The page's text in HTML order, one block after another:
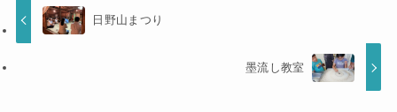
日野山まつり
墨流し教室